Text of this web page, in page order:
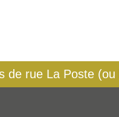
de rue La Poste